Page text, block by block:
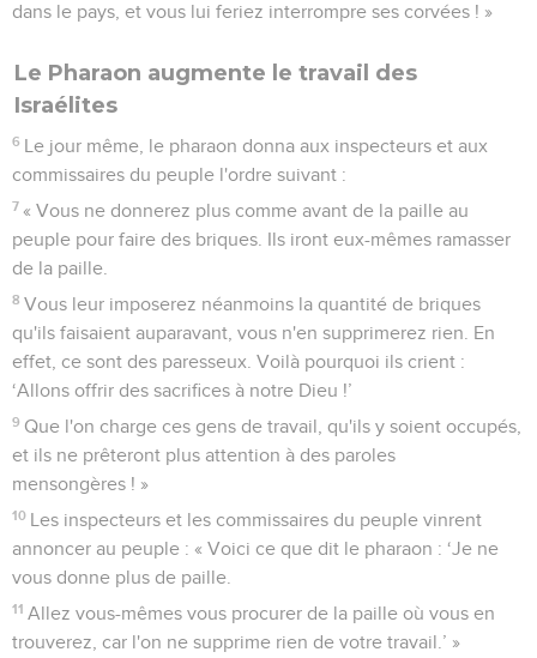
dans le pays, et vous lui feriez interrompre ses corvées ! »
Le Pharaon augmente le travail des
Israélites
6 Le jour même, le pharaon donna aux inspecteurs et aux
commissaires du peuple l'ordre suivant :
7 « Vous ne donnerez plus comme avant de la paille au
peuple pour faire des briques. Ils iront eux-mêmes ramasser
de la paille.
8 Vous leur imposerez néanmoins la quantité de briques
qu'ils faisaient auparavant, vous n'en supprimerez rien. En
effet, ce sont des paresseux. Voilà pourquoi ils crient :
‘Allons offrir des sacrifices à notre Dieu !’
9 Que l'on charge ces gens de travail, qu'ils y soient occupés,
et ils ne prêteront plus attention à des paroles
mensongères ! »
10 Les inspecteurs et les commissaires du peuple vinrent
annoncer au peuple : « Voici ce que dit le pharaon : ‘Je ne
vous donne plus de paille.
11 Allez vous-mêmes vous procurer de la paille où vous en
trouverez, car l'on ne supprime rien de votre travail.’ »